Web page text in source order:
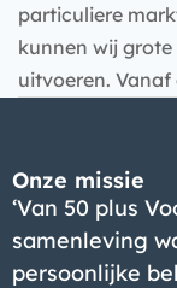
particuliere
kunnen wij
uitvoeren.
Onze missie
‘Van 50 plus
samenleving
persoonlijke